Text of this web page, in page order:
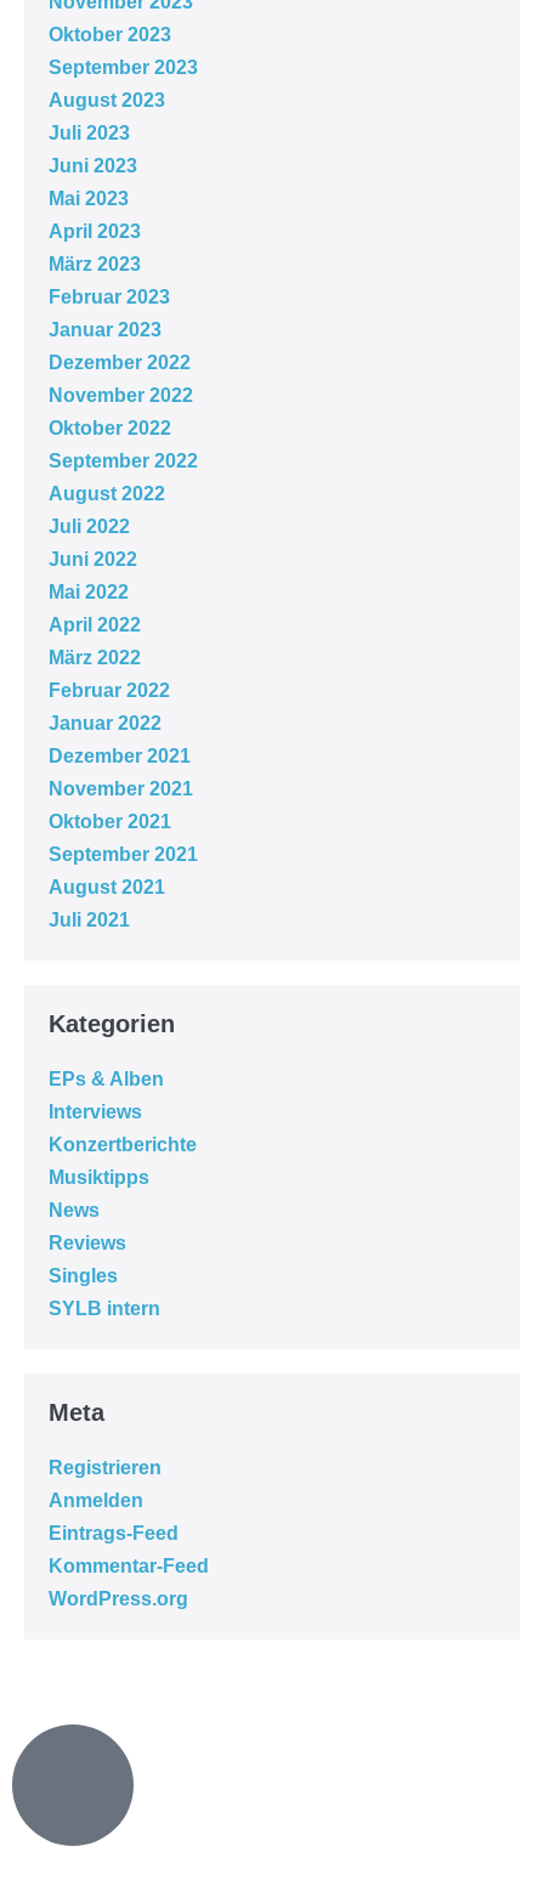
Oktober 2023
September 2023
August 2023
Juli 2023
Juni 2023
Mai 2023
April 2023
März 2023
Februar 2023
Januar 2023
Dezember 2022
November 2022
Oktober 2022
September 2022
August 2022
Juli 2022
Juni 2022
Mai 2022
April 2022
März 2022
Februar 2022
Januar 2022
Dezember 2021
November 2021
Oktober 2021
September 2021
August 2021
Juli 2021
Kategorien
EPs & Alben
Interviews
Konzertberichte
Musiktipps
News
Reviews
Singles
SYLB intern
Meta
Registrieren
Anmelden
Eintrags-Feed
Kommentar-Feed
WordPress.org